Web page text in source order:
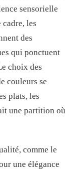
sensorielle
les
des
qui ponctuent
choix des
couleurs se
plats, les
une partition où
comme le
une élégance